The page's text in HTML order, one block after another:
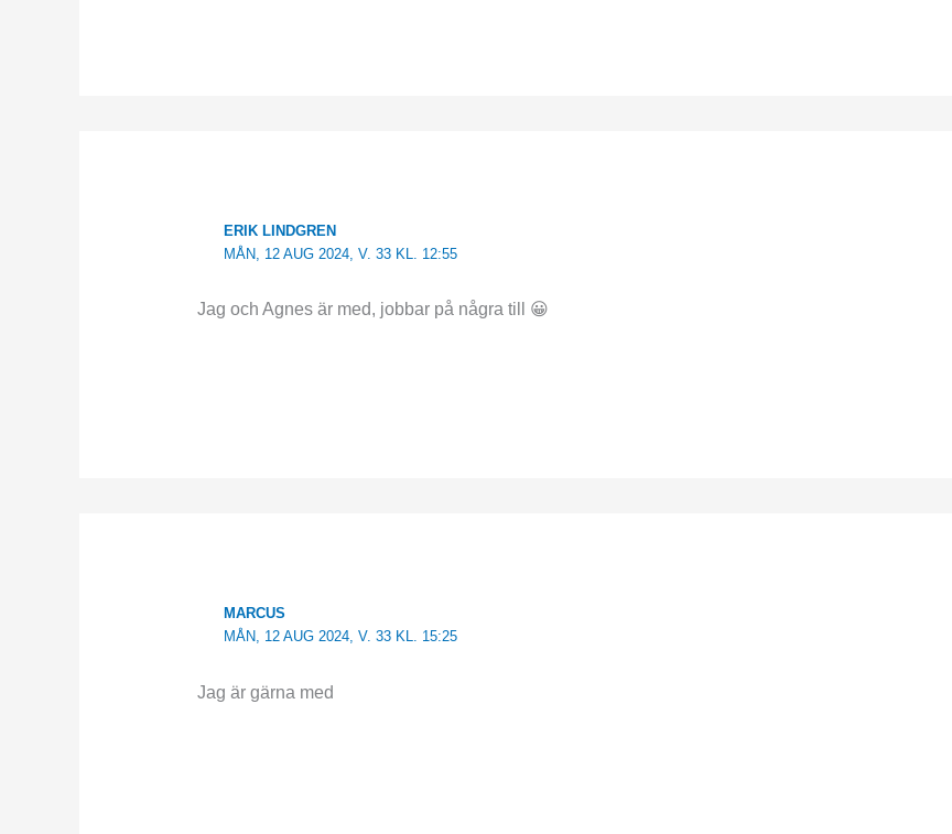
ERIK LINDGREN
MÅN, 12 AUG 2024, V. 33 KL. 12:55
Jag och Agnes är med, jobbar på några till 😀
MARCUS
MÅN, 12 AUG 2024, V. 33 KL. 15:25
Jag är gärna med